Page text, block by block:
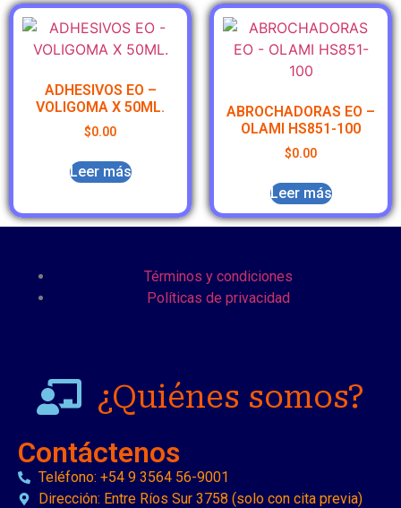
ADHESIVOS EO –
VOLIGOMA X 50ML.
$0.00
Leer más
ABROCHADORAS EO –
OLAMI HS851-100
$0.00
Leer más
Términos y condiciones
Políticas de privacidad
¿Quiénes somos?
Contáctenos
Teléfono: +54 9 3564 56-9001
Dirección: Entre Ríos Sur 3758 (solo con cita previa)